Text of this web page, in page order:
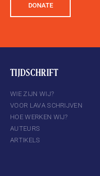
DONATE
TIJDSCHRIFT
WIE ZIJN WIJ?
VOOR LAVA SCHRIJVEN
HOE WERKEN WIJ?
AUTEURS
ARTIKELS